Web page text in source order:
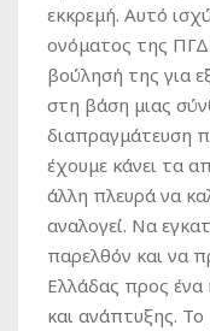
εκκρεμή. Αυτό
ονόματος της
βούλησή της για
στη βάση μιας
διαπραγμάτευση
έχουμε κάνει τα
άλλη πλευρά να
αναλογεί. Να
παρελθόν και να
Ελλάδας προς ένα
και ανάπτυξης. Το